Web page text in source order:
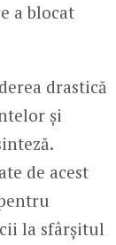
a blocat
drastică
și
de acest
la sfârșitul